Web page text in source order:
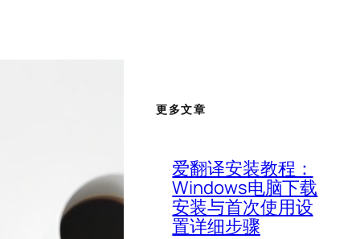
更多文章
爱翻译安装教程：
Windows电脑下载
安装与首次使用设
置详细步骤